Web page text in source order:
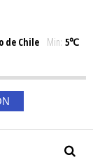
de Chile Min: 5℃